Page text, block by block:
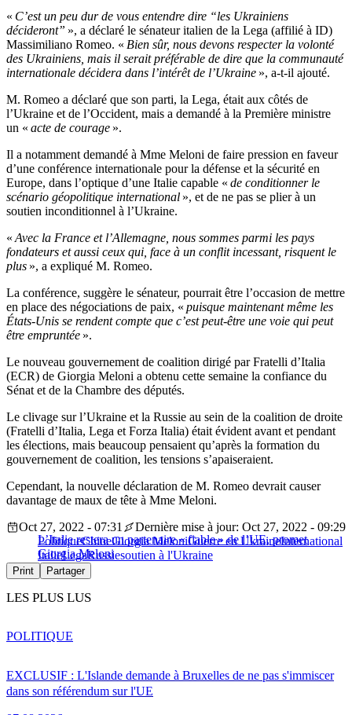
« C’est un peu dur de vous entendre dire “les Ukrainiens
décideront” », a déclaré le sénateur italien de la Lega (affilié à ID)
Massimiliano Romeo. « Bien sûr, nous devons respecter la volonté
des Ukrainiens, mais il serait préférable de dire que la communauté
internationale décidera dans l’intérêt de l’Ukraine », a-t-il ajouté.
M. Romeo a déclaré que son parti, la Lega, était aux côtés de
l’Ukraine et de l’Occident, mais a demandé à la Première ministre
un « acte de courage ».
Il a notamment demandé à Mme Meloni de faire pression en faveur
d’une conférence internationale pour la défense et la sécurité en
Europe, dans l’optique d’une Italie capable « de conditionner le
scénario géopolitique international », et de ne pas se plier à un
soutien inconditionnel à l’Ukraine.
« Avec la France et l’Allemagne, nous sommes parmi les pays
fondateurs et aussi ceux qui, face à un conflit incessant, risquent le
plus », a expliqué M. Romeo.
La conférence, suggère le sénateur, pourrait être l’occasion de mettre
en place des négociations de paix, « puisque maintenant même les
États-Unis se rendent compte que c’est peut-être une voie qui peut
être empruntée ».
Le nouveau gouvernement de coalition dirigé par Fratelli d’Italia
(ECR) de Giorgia Meloni a obtenu cette semaine la confiance du
Sénat et de la Chambre des députés.
Le clivage sur l’Ukraine et la Russie au sein de la coalition de droite
(Fratelli d’Italia, Lega et Forza Italia) était évident avant et pendant
les élections, mais beaucoup pensaient qu’après la formation du
gouvernement de coalition, les tensions s’apaiseraient.
Cependant, la nouvelle déclaration de M. Romeo devrait causer
davantage de maux de tête à Mme Meloni.
L’Italie restera un partenaire « fiable » de l’UE, promet
Giorgia Meloni
Oct 27, 2022 - 07:31
Dernière mise à jour: Oct 27, 2022 - 09:29
PolitiqueChineGiorgia MeloniGuerre en UkraineInternational
ItalieLegaRussiesoutien à l'Ukraine
Print Partager
LES PLUS LUS
EXCLUSIF : L'Islande demande à Bruxelles de ne pas s'immiscer
dans son référendum sur l'UE
POLITIQUE